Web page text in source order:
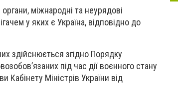
міжнародні та неурядові
у яких є Україна, відповідно до
здійснюється згідно Порядку
під час дії воєнного стану
Міністрів України від